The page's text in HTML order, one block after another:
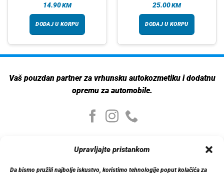
Upravljajte pristankom
Da bismo pružili najbolje iskustvo, koristimo tehnologije poput kolačića za
14.90KM
DODAJ U KORPU
25.00KM
DODAJ U KORPU
Vaš pouzdan partner za vrhunsku autokozmetiku i dodatnu
opremu za automobile.
Moj nalog
Moj nalog
Moje narudžbe